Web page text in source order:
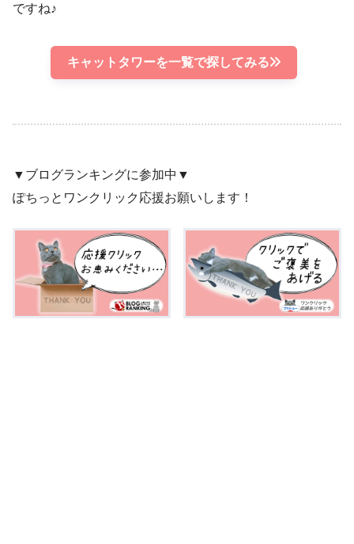
ですね♪
キャットタワーを一覧で探してみる
▼ブログランキングに参加中▼
ぽちっとワンクリック応援お願いします！